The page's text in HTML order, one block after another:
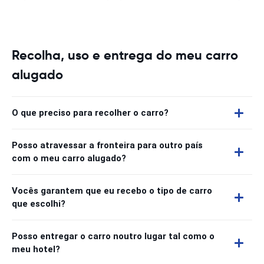
Recolha, uso e entrega do meu carro
alugado
O que preciso para recolher o carro?
Posso atravessar a fronteira para outro país
com o meu carro alugado?
Vocês garantem que eu recebo o tipo de carro
que escolhi?
Posso entregar o carro noutro lugar tal como o
meu hotel?